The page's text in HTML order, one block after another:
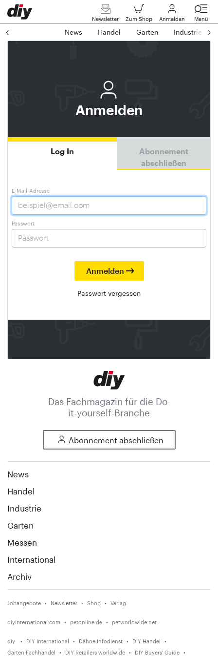
Newsletter Zum Shop Anmelden Menü
News Handel Garten Industrie
Anmelden
Log In
Abonnement
abschließen
E-Mail-Adresse
Passwort
Passwort vergessen
Das Fachmagazin für die Do-
it-yourself-Branche
Abonnement abschließen
News
Handel
Industrie
Garten
Messen
International
Archiv
Jobangebote Newsletter Shop Verlag
diyinternational.com petonline.de petworldwide.net
diy DIY International Dähne Infodienst
DIY Handel
Garten Fachhandel
DIY Retailers worldwide DIY Buyers' Guide